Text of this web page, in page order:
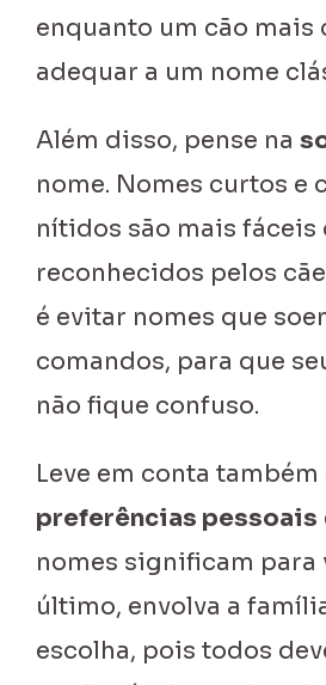
enquanto um cão mais
adequar a um nome
Além disso, pense na
nome. Nomes curtos e
nítidos são mais fáceis
reconhecidos pelos
é evitar nomes que
comandos, para que
não fique confuso.
Leve em conta também
preferências pessoais
nomes significam para
último, envolva a
escolha, pois todos